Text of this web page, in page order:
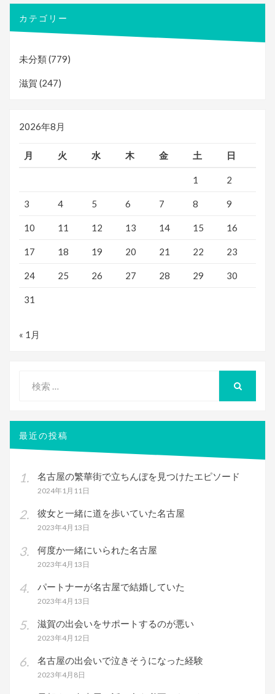
カテゴリー
未分類(779)
滋賀 (247)
2026年8月
月 火 水 木 金 土 日
1 2
3 4 5 6 7 8 9
10 11 12 13 14 15 16
17 18 19 20 21 22 23
24 25 26 27 28 29 30
31
« 1月
象:
最近の投稿
名古屋の繁華街で立ちんぼを見つけたエピソード
2024年1月11日
彼女と一緒に道を歩いていた名古屋
2023年4月13日
何度か一緒にいられた名古屋
2023年4月13日
パートナーが名古屋で結婚していた
2023年4月13日
滋賀の出会いをサポートするのが悪い
2023年4月12日
名古屋の出会いで泣きそうになった経験
2023年4月8日